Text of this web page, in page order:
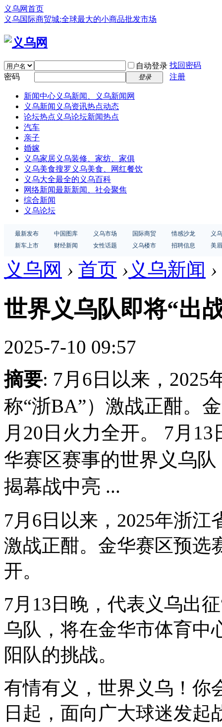
义乌网首页
义乌国际商贸城:全球最大的小商品批发市场
自动登录 找回密码
密码
登录 注册
新闻中心义乌新闻、义乌新闻网
义乌新闻 义乌资讯热点动态
论坛热点 义乌论坛新闻热点
汽车
亲子
婚嫁
义乌家居义乌装修、家纺、家俱
义乌美食搜罗义乌美食、网红餐饮
义乌大全最全的义乌百科
网络新闻最新新闻、社会聚焦
综合新闻
义乌论坛
最新发布 中国图库 义乌市场 国际商贸 情感沙龙
义
新车上市
财经新闻 女性话题 义乌楼市 招聘信息 美
义乌网 › 首页 › 义乌新闻 ›
世界义乌队即将“出
2025-7-10 09:57
摘要: 7月6日以来，2025
称“浙BA”）激战正酣。
月20日火力全开。 7月
华赛区赛事的世界义乌
揭幕战中亮 ...
7月6日以来，2025年浙
激战正酣。金华赛区预选
开。
7月13日晚，代表义乌出
乌队，将在金华市体育中
阳队的挑战。
有情有义，世界义乌！你
日起，面向广大球迷发